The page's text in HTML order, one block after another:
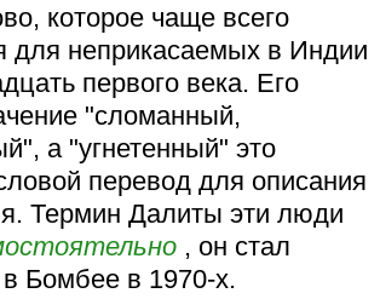
которое чаще всего
для неприкасаемых в Индии
первого века. Его
"сломанный,
а "угнетенный" это
перевод для описания
Термин Далиты эти люди
, он стал
Бомбее в 1970-х.